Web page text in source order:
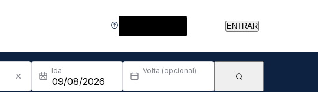
ENTRAR
Ida Volta (opcional)